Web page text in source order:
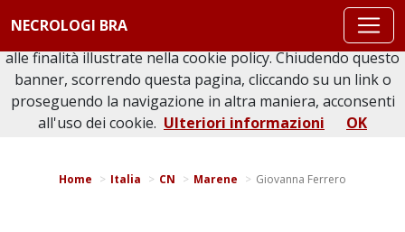
NECROLOGI BRA
Torna indietro Stampa bacheca
Home Italia CN Marene Giovanna Ferrero
Questo sito o gli strumenti terzi da questo utilizzati si
avvalgono di cookie necessari al funzionamento ed utili
alle finalità illustrate nella cookie policy. Chiudendo questo
banner, scorrendo questa pagina, cliccando su un link o
proseguendo la navigazione in altra maniera, acconsenti
all'uso dei cookie. Ulteriori informazioni OK